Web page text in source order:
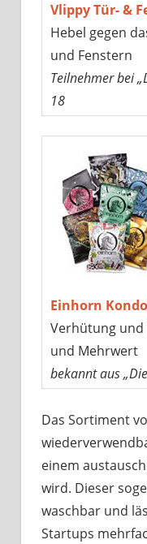
Vlippy Tür- &
Hebel gegen
und Fenstern
Teilnehmer bei
18
Einhorn
Verhütung
und Mehrwert
bekannt aus
Das Sortiment
einem
wird. Dieser
waschbar und
Startups